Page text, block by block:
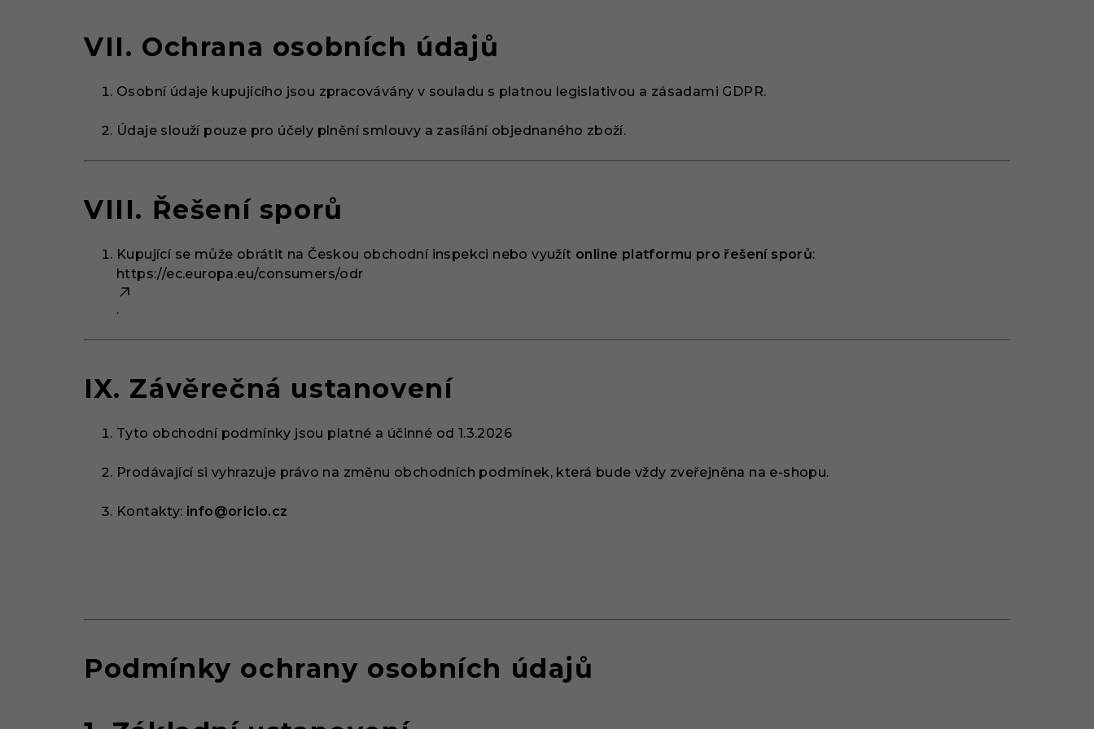
VII. Ochrana osobních údajů
Osobní údaje kupujícího jsou zpracovávány v souladu s platnou legislativou a zásadami GDPR.
Údaje slouží pouze pro účely plnění smlouvy a zasílání objednaného zboží.
VIII. Řešení sporů
Kupující se může obrátit na Českou obchodní inspekci nebo využít online platformu pro řešení sporů:
https://ec.europa.eu/consumers/odr
.
IX. Závěrečná ustanovení
Tyto obchodní podmínky jsou platné a účinné od 1.3.2026
Prodávající si vyhrazuje právo na změnu obchodních podmínek, která bude vždy zveřejněna na e-shopu.
Kontakty: info@oriclo.cz
Podmínky ochrany osobních údajů